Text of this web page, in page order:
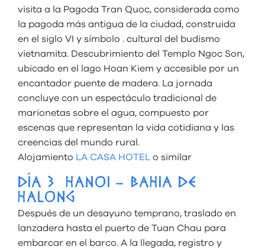
visita a la Pagoda Tran Quoc, considerada como
la pagoda más antigua de la ciudad, construida
en el siglo VI y símbolo . cultural del budismo
vietnamita. Descubrimiento del Templo Ngoc Son,
ubicado en el lago Hoan Kiem y accesible por un
encantador puente de madera. La jornada
concluye con un espectáculo tradicional de
marionetas sobre el agua, compuesto por
escenas que representan la vida cotidiana y las
creencias del mundo rural.
Alojamiento LA CASA HOTEL o similar
DÍA 3 HANOI – BAHIA DE
HALONG
Después de un desayuno temprano, traslado en
lanzadera hasta el puerto de Tuan Chau para
embarcar en el barco. A la llegada, registro y